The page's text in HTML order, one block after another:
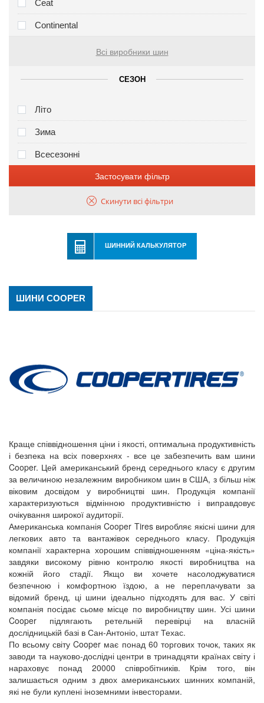
Ceat
Continental
Всі виробники шин
СЕЗОН
Літо
Зима
Всесезонні
Застосувати фільтр
Скинути всі фільтри
ШИННИЙ КАЛЬКУЛЯТОР
ШИНИ COOPER
Краще співвідношення ціни і якості, оптимальна продуктивність
і безпека на всіх поверхнях - все це забезпечить вам шини
Cooper. Цей американський бренд середнього класу є другим
за величиною незалежним виробником шин в США, з більш ніж
віковим досвідом у виробництві шин. Продукція компанії
характеризуються відмінною продуктивністю і виправдовує
очікування широкої аудиторії.
Американська компанія Cooper Tires виробляє якісні шини для
легкових авто та вантажівок середнього класу. Продукція
компанії характерна хорошим співвідношенням «ціна-якість»
завдяки високому рівню контролю якості виробництва на
кожній його стадії. Якщо ви хочете насолоджуватися
безпечною і комфортною їздою, а не переплачувати за
відомий бренд, ці шини ідеально підходять для вас. У світі
компанія посідає сьоме місце по виробництву шин. Усі шини
Cooper підлягають ретельній перевірці на власній
дослідницькій базі в Сан-Антоніо, штат Техас.
По всьому світу Cooper має понад 60 торгових точок, таких як
заводи та науково-дослідні центри в тринадцяти країнах світу і
нараховує понад 20000 співробітників. Крім того, він
залишається одним з двох американських шинних компаній,
які не були куплені іноземними інвесторами.